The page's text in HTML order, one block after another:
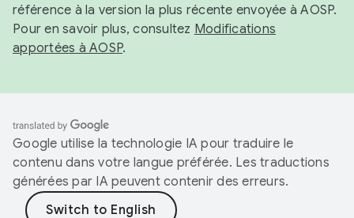
référence à la version la plus récente envoyée à AOSP.
Pour en savoir plus, consultez Modifications
apportées à AOSP.
Google utilise la technologie IA pour traduire le
contenu dans votre langue préférée. Les traductions
générées par IA peuvent contenir des erreurs.